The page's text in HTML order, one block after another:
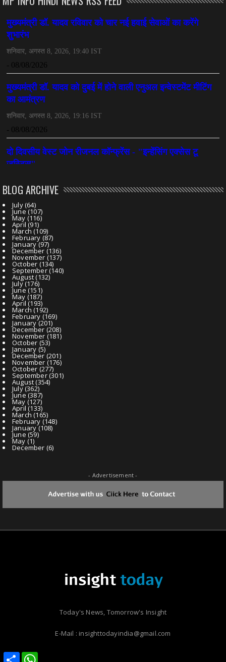
Share
Share
CHHATTISGARH
महादेव ऐप केस में बड़ा एक्शन, सौरभ चंद्राकर हिरासत में
CHHATTISGARH
July 07, 2026
BLOG ARCHIVE
July(64)
June(107)
May (116)
April (91)
March (109)
February (87)
January(97)
December (136)
November (137)
October (134)
September(140)
August(132)
July(176)
June(151)
May (187)
April (193)
March (192)
February (169)
January(201)
December (208)
November (181)
October (53)
January (5)
December(201)
November (176)
October (277)
September(301)
August(354)
July(362)
June(387)
May (127)
April (133)
March (165)
February (148)
January(108)
June (59)
May (1)
December (6)
- Advertisement -
Today's News, Tomorrow's Insight
E-Mail : insighttodayindia@gmail.com